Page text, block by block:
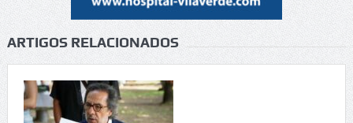
ARTIGOS RELACIONADOS